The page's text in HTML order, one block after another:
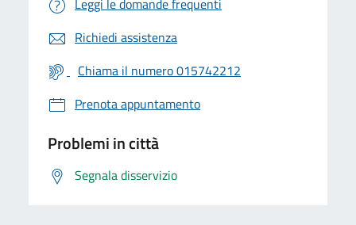
Richiedi assistenza
Chiama il numero 015742212
Prenota appuntamento
Problemi in città
Segnala disservizio